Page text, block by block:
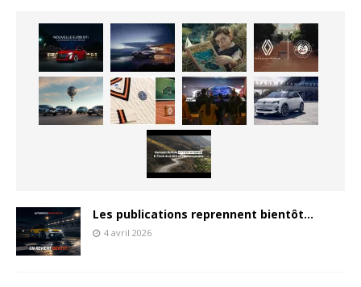
Les publications reprennent bientôt…
4 avril 2026